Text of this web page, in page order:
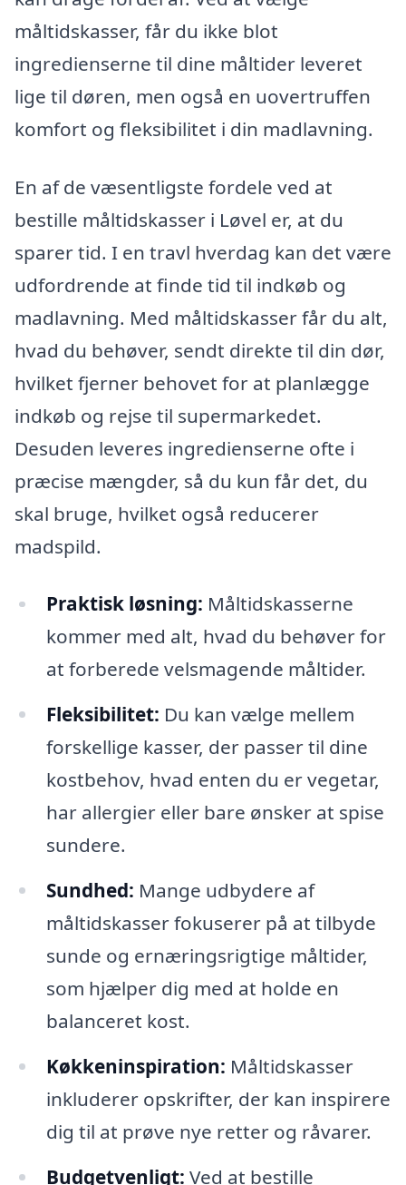
måltidskasser, får du ikke blot
ingredienserne til dine måltider leveret
lige til døren, men også en uovertruffen
komfort og fleksibilitet i din madlavning.
En af de væsentligste fordele ved at
bestille måltidskasser i Løvel er, at du
sparer tid. I en travl hverdag kan det være
udfordrende at finde tid til indkøb og
madlavning. Med måltidskasser får du alt,
hvad du behøver, sendt direkte til din dør,
hvilket fjerner behovet for at planlægge
indkøb og rejse til supermarkedet.
Desuden leveres ingredienserne ofte i
præcise mængder, så du kun får det, du
skal bruge, hvilket også reducerer
madspild.
Praktisk løsning: Måltidskasserne
kommer med alt, hvad du behøver for
at forberede velsmagende måltider.
Fleksibilitet: Du kan vælge mellem
forskellige kasser, der passer til dine
kostbehov, hvad enten du er vegetar,
har allergier eller bare ønsker at spise
sundere.
Sundhed: Mange udbydere af
måltidskasser fokuserer på at tilbyde
sunde og ernæringsrigtige måltider,
som hjælper dig med at holde en
balanceret kost.
Køkkeninspiration: Måltidskasser
inkluderer opskrifter, der kan inspirere
dig til at prøve nye retter og råvarer.
Budgetvenligt: Ved at bestille